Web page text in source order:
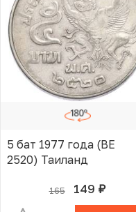
5 бат 1977 года (BE
2520) Таиланд
165 149 руб.
В КОРЗИНЕ